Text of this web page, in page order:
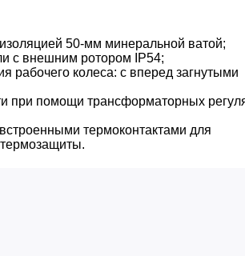
50-мм минеральной ватой;
с внешним ротором IP54;
рабочего колеса: с вперед загнутыми
при помощи трансформаторных
термоконтактами для